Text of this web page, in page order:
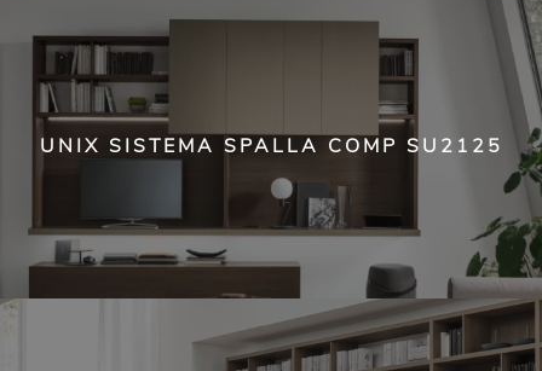
UNIX SISTEMA SPALLA COMP SU2125